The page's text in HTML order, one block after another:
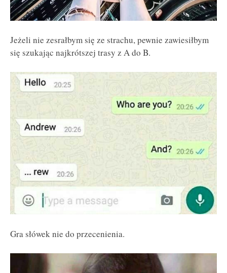
Jeżeli nie zesrałbym się ze strachu, pewnie zawiesiłbym
się szukając najkrótszej trasy z A do B.
Gra słówek nie do przecenienia.